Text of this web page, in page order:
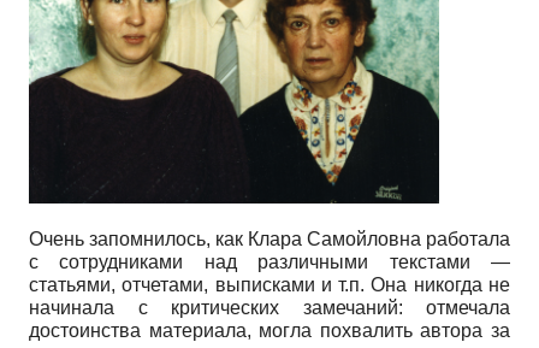
Очень запомнилось, как Клара Самойловна работала
с сотрудниками над различными текстами —
статьями, отчетами, выписками и т.п. Она никогда не
начинала с критических замечаний: отмечала
достоинства материала, могла похвалить автора за